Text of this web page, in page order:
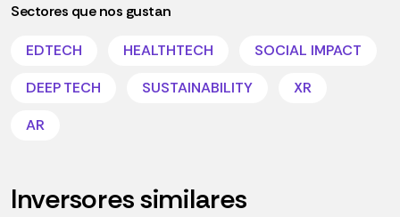
Sectores que nos gustan
EDTECH HEALTHTECH
SOCIAL IMPACT
DEEP TECH
SUSTAINABILITY
XR
AR
Inversores similares